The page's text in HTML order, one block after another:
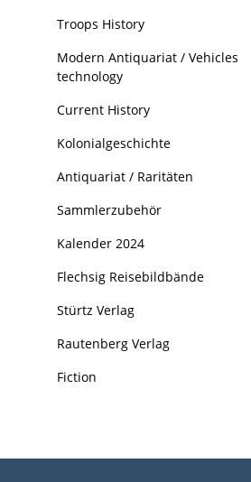
Troops History
Modern Antiquariat / Vehicles
technology
Current History
Kolonialgeschichte
Antiquariat / Raritäten
Sammlerzubehör
Kalender 2024
Flechsig Reisebildbände
Stürtz Verlag
Rautenberg Verlag
Fiction